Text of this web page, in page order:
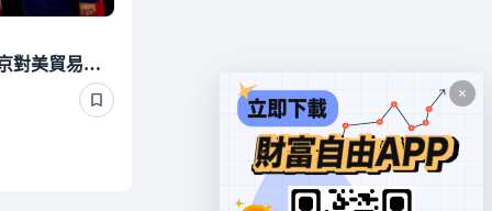
川習會前增談判籌碼！北京對美貿易限制 祭最廣泛反制措施